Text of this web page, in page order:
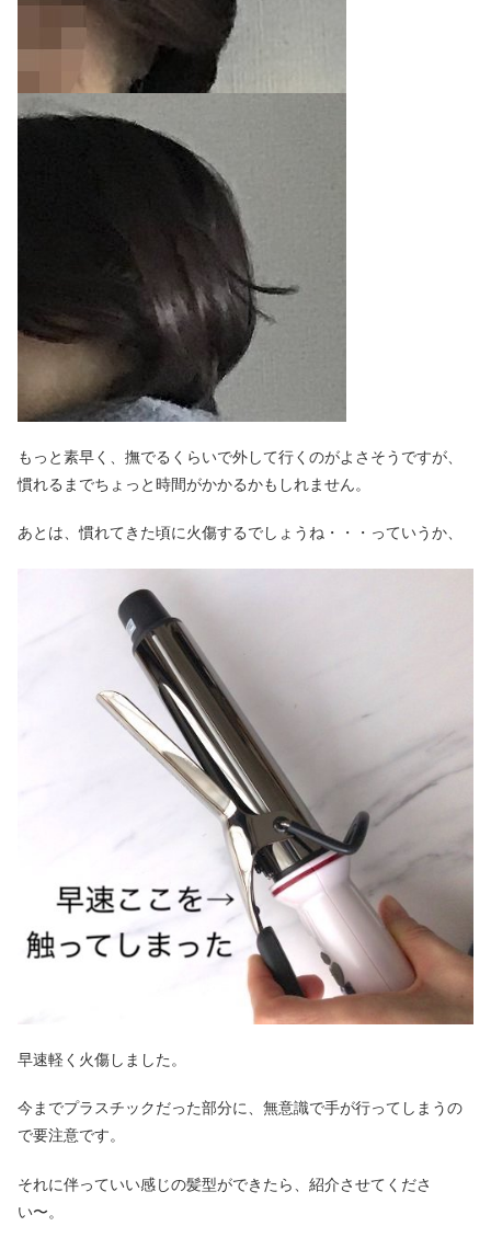
もっと素早く、撫でるくらいで外して行くのがよさそうですが、
慣れるまでちょっと時間がかかるかもしれません。
あとは、慣れてきた頃に火傷するでしょうね・・・っていうか、
早速軽く火傷しました。
今までプラスチックだった部分に、無意識で手が行ってしまうの
で要注意です。
それに伴っていい感じの髪型ができたら、紹介させてくださ
い〜。